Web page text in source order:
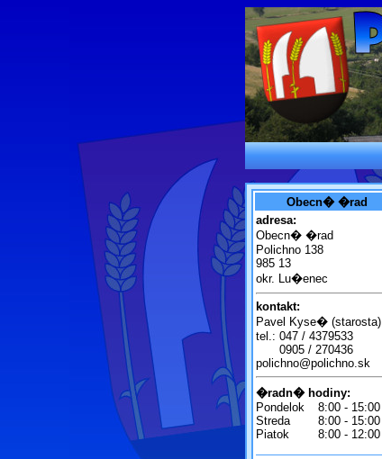
Obecn� �rad
adresa:
Obecn� �rad
Polichno 138
985 13
okr. Lu�enec
kontakt:
Pavel Kyse� (starosta)
tel.: 047 / 4379533
0905 / 270436
polichno@polichno.sk
�radn� hodiny:
Pondelok
8:00 - 15:00
Streda
8:00 - 15:00
Piatok
8:00 - 12:00